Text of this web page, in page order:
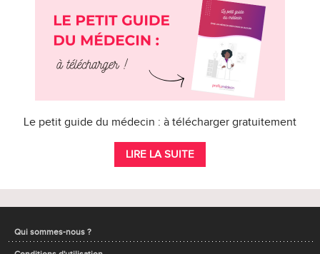
Le petit guide du médecin : à télécharger gratuitement
LIRE LA SUITE
Qui sommes-nous ?